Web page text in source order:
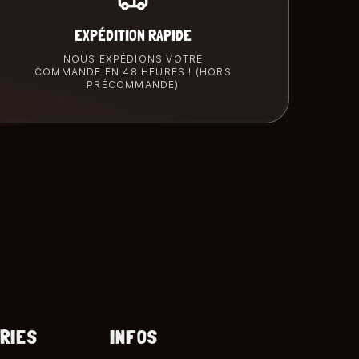
EXPÉDITION RAPIDE
NOUS EXPÉDIONS VOTRE
COMMANDE EN 48 HEURES ! (HORS
PRÉCOMMANDE)
INFOS